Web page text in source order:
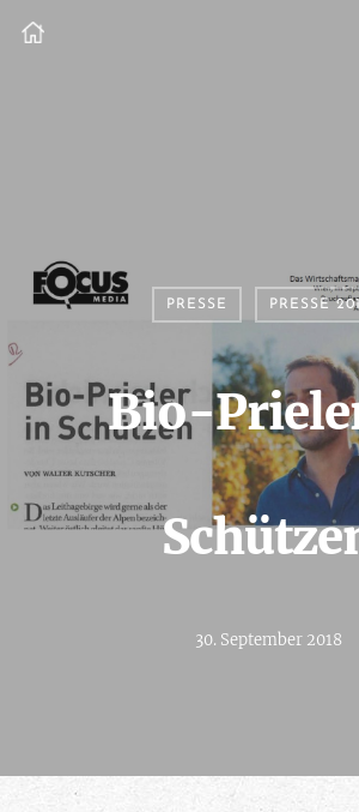
PRESSE PRESSE
Bio-
30. September 2018